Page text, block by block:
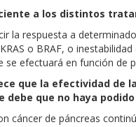
a los distintos
la respuesta a
o BRAF, o
efectuará en función de
que la efectividad de
debe que no haya
cáncer de páncreas